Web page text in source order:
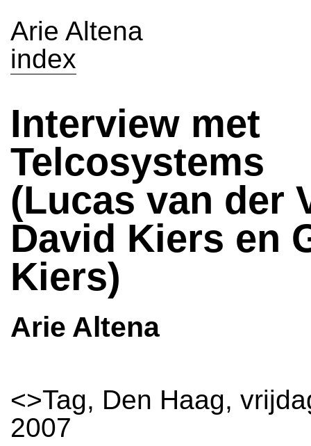
Arie Altena
index
Interview met
Telcosystems
(Lucas van der
David Kiers en
Kiers)
Arie Altena
<>Tag, Den Haag,
2007